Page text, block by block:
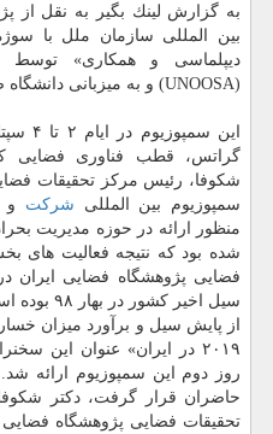
به گزارش لینك بگیر به نقل از
بین المللی سازمان ملل با
دیپلماسی و همكاری» توسط
(UNOOSA) و به میزبانی دانشگاه صنعتی گراتس انجام شد.
گراتس، قطب فناوری فضایی
شكوفا، رئیس مركز تحقیقات
سمپوزیوم بین المللی شركت و
منظور ارائه در حوزه مدیریت
شده بود كه نتیجه فعالیت های
فضایی پژوهشگاه فضایی ایران
سیل اخیر
از پایش سیل و برآورد میزان
۲۰۱۹ در ایران» عنوان این
روز دوم این سمپوزیوم ارائه
حاضران قرار گرفت، دكتر
تحقیقات فضایی پژوهشگاه